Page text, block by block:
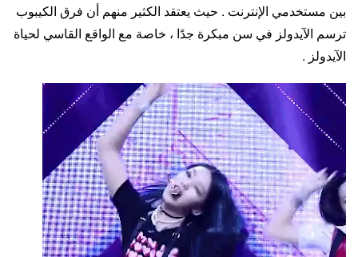
بين مستخدمي الإنترنت . حيث يعتقد الكثير منهم أن فرق الكيبوب
ترسم الآيدولز في سن مبكرة جدًا ، خاصة مع الواقع القاسي لحياة
الآيدولز .